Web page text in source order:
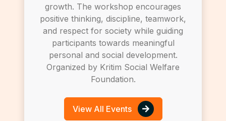
growth. The workshop encourages
positive thinking, discipline, teamwork,
and respect for society while guiding
participants towards meaningful
personal and social development.
Organized by Kritim Social Welfare
Foundation.
View All Events